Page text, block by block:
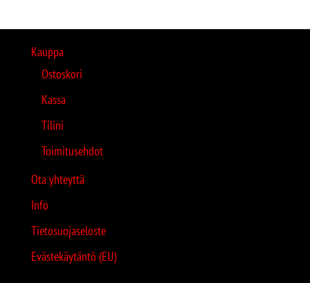
Kauppa
Ostoskori
Kassa
Tilini
Toimitusehdot
Ota yhteyttä
Info
Tietosuojaseloste
Evästekäytäntö (EU)